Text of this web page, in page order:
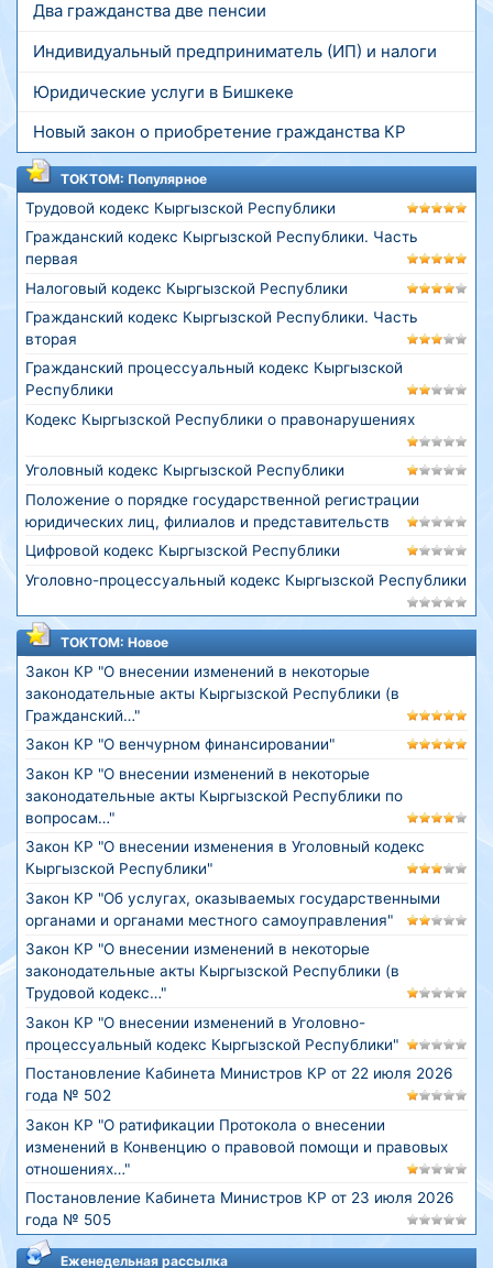
Два гражданства две пенсии
Индивидуальный предприниматель (ИП) и налоги
Юридические услуги в Бишкеке
Новый закон о приобретение гражданства КР
ТОКТОМ: Популярное
Трудовой кодекс Кыргызской Республики
Гражданский кодекс Кыргызской Республики. Часть
первая
Налоговый кодекс Кыргызской Республики
Гражданский кодекс Кыргызской Республики. Часть
вторая
Гражданский процессуальный кодекс Кыргызской
Республики
Кодекс Кыргызской Республики о правонарушениях
Уголовный кодекс Кыргызской Республики
Положение о порядке государственной регистрации
юридических лиц, филиалов и представительств
Цифровой кодекс Кыргызской Республики
Уголовно-процессуальный кодекс Кыргызской Республики
ТОКТОМ: Новое
Закон КР "О внесении изменений в некоторые
законодательные акты Кыргызской Республики (в
Гражданский…"
Закон КР "О венчурном финансировании"
Закон КР "О внесении изменений в некоторые
законодательные акты Кыргызской Республики по
вопросам…"
Закон КР "О внесении изменения в Уголовный кодекс
Кыргызской Республики"
Закон КР "Об услугах, оказываемых государственными
органами и органами местного самоуправления"
Закон КР "О внесении изменений в некоторые
законодательные акты Кыргызской Республики (в
Трудовой кодекс…"
Закон КР "О внесении изменений в Уголовно-
процессуальный кодекс Кыргызской Республики"
Постановление Кабинета Министров КР от 22 июля 2026
года № 502
Закон КР "О ратификации Протокола о внесении
изменений в Конвенцию о правовой помощи и правовых
отношениях…"
Постановление Кабинета Министров КР от 23 июля 2026
года № 505
Еженедельная рассылка